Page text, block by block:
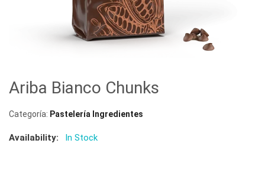
Ariba Bianco Chunks
Categoría: Pastelería Ingredientes
Availability: In Stock